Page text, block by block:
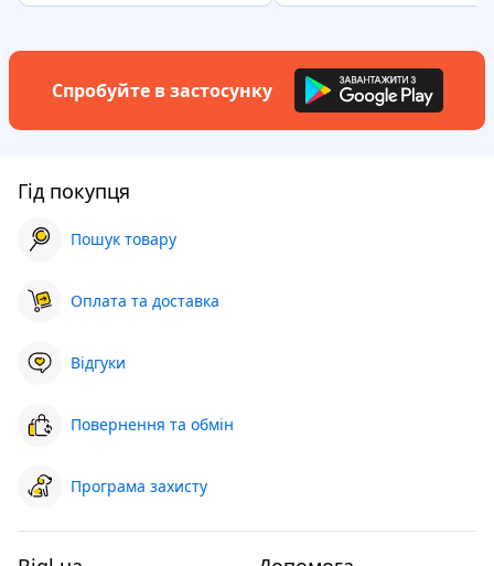
Спробуйте в застосунку
Гід покупця
Пошук товару
Оплата та доставка
Відгуки
Повернення та обмін
Програма захисту